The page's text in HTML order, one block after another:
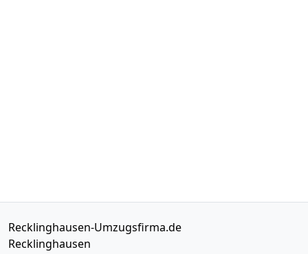
Recklinghausen-Umzugsfirma.de
Recklinghausen